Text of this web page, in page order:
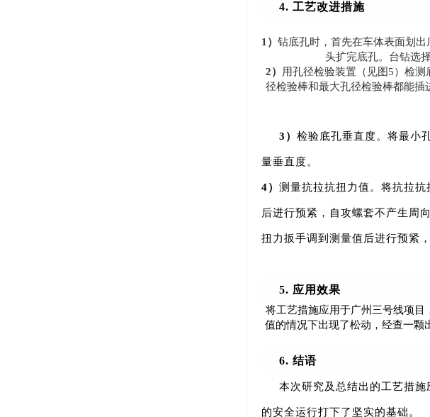
4. 工艺改进措施
1） 钻底孔时，首先在车体表面划
头扩完底孔。台钻选
2）
用孔径检验装置（见图5）检
径检验棒和最大孔径检验棒都能
3） 检验底孔垂直度。将最小
量垂直度。
4） 测量抗拉抗扭力值。将抗拉
后进行预紧，自攻螺套不产生周
扭力扳手调到测量值后进行预紧
5. 应用效果
将工艺措施应用于广州三号线项目
值的情况下出现了松动，经查一颗
6. 结语
本次研究及总结出的工艺措
的安全运行打下了坚实的基础。